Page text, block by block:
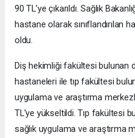
90 TL'ye çıkarıldı. Sağlık
hastane olarak sınıflandırılan
oldu.
Diş hekimliği fakültesi bulunan
hastaneleri ile tıp fakültesi
uygulama ve araştırma
TL'ye yükseltildi. Tıp fakültesi
sağlık uygulama ve araştırma